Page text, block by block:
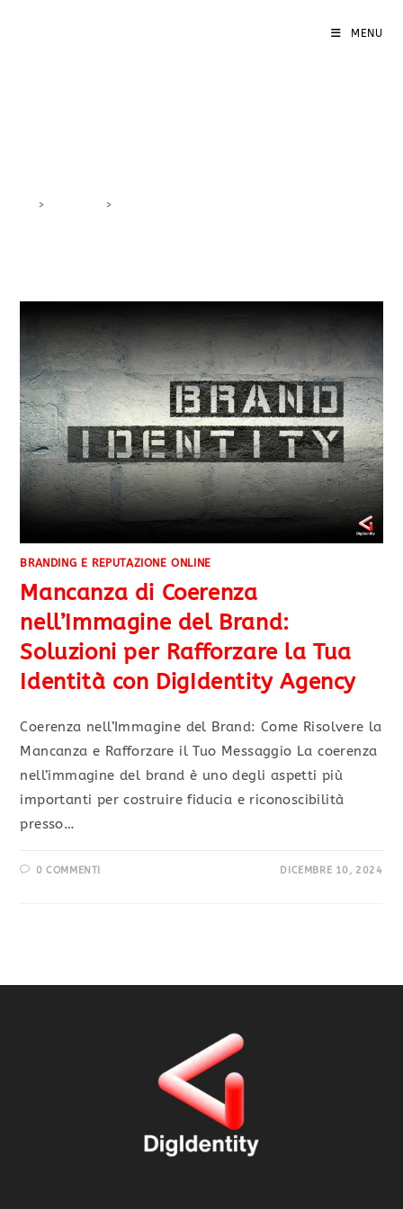
MENU
> >
BRANDING E REPUTAZIONE ONLINE
Mancanza di Coerenza
nell’Immagine del Brand:
Soluzioni per Rafforzare la Tua
Identità con DigIdentity Agency
Coerenza nell’Immagine del Brand: Come Risolvere la
Mancanza e Rafforzare il Tuo Messaggio La coerenza
nell’immagine del brand è uno degli aspetti più
importanti per costruire fiducia e riconoscibilità
presso…
0 COMMENTI DICEMBRE 10, 2024